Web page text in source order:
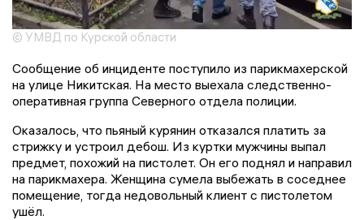
© УМВД по Курской области
Сообщение об инциденте поступило из парикмахерской
на улице Никитская. На место выехала следственно-
оперативная группа Северного отдела полиции.
Оказалось, что пьяный курянин отказался платить за
стрижку и устроил дебош. Из куртки мужчины выпал
предмет, похожий на пистолет. Он его поднял и направил
на парикмахера. Женщина сумела выбежать в соседнее
помещение, тогда недовольный клиент с пистолетом
ушёл.